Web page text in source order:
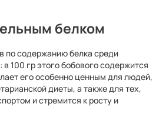
белком
по содержанию белка среди
100 гр этого бобового содержится
его особенно ценным для людей,
диеты, а также для тех,
и стремится к росту и